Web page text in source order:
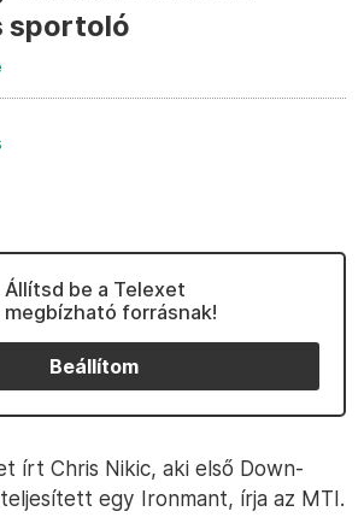
sportoló
Állítsd be a Telexet
megbízható forrásnak!
Beállítom
írt Chris Nikic, aki első Down-
egy Ironmant, írja az MTI.